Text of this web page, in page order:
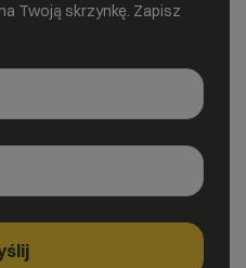
Twoją skrzynkę. Zapisz